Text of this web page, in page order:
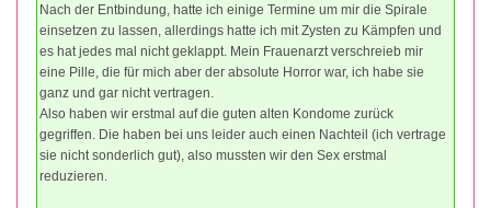
Nach der Entbindung, hatte ich einige Termine um mir die Spirale
einsetzen zu lassen, allerdings hatte ich mit Zysten zu Kämpfen und
es hat jedes mal nicht geklappt. Mein Frauenarzt verschreieb mir
eine Pille, die für mich aber der absolute Horror war, ich habe sie
ganz und gar nicht vertragen.
Also haben wir erstmal auf die guten alten Kondome zurück
gegriffen. Die haben bei uns leider auch einen Nachteil (ich vertrage
sie nicht sonderlich gut), also mussten wir den Sex erstmal
reduzieren.